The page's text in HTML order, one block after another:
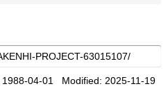
1988-04-01 Modified: 2025-11-19